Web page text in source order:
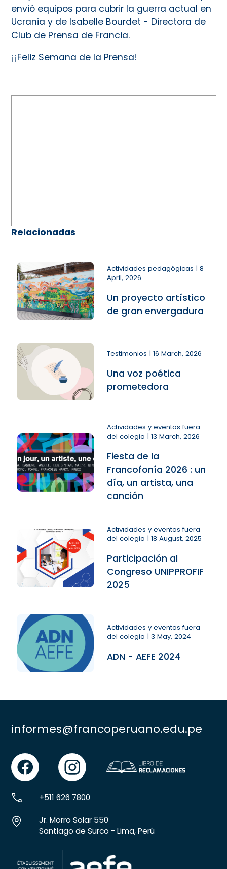
envió equipos para cubrir la guerra actual en
Ucrania y de Isabelle Bourdet - Directora de
Club de Prensa de Francia.
¡¡Feliz Semana de la Prensa!
Relacionadas
Actividades pedagógicas | 8
April, 2026
Un proyecto artístico
de gran envergadura
Testimonios | 16 March, 2026
Una voz poética
prometedora
Actividades y eventos fuera
del colegio | 13 March, 2026
Fiesta de la
Francofonía 2026 : un
día, un artista, una
canción
Actividades y eventos fuera
del colegio | 18 August, 2025
Participación al
Congreso UNIPPROFIF
2025
Actividades y eventos fuera
del colegio | 3 May, 2024
ADN - AEFE 2024
informes@francoperuano.edu.pe
facebook instgram
+511 626 7800
Jr. Morro Solar 550
Santiago de Surco - Lima, Perú